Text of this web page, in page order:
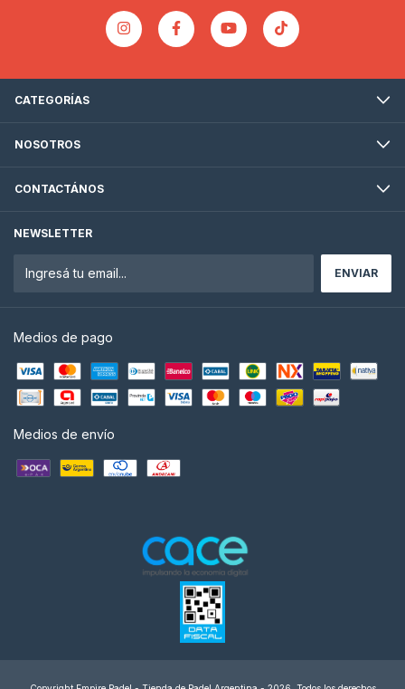
CATEGORÍAS
NOSOTROS
CONTACTÁNOS
NEWSLETTER
Medios de pago
Medios de envío